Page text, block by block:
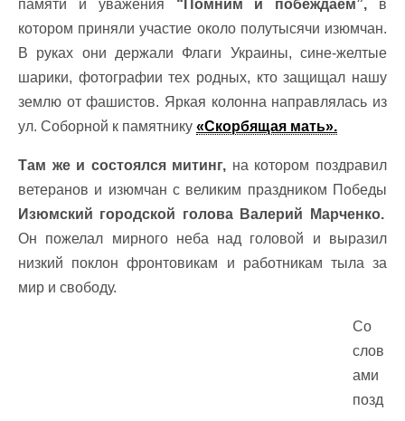
памяти и уважения “Помним и побеждаем”, в
котором приняли участие около полутысячи изюмчан.
В руках они держали Флаги Украины, сине-желтые
шарики, фотографии тех родных, кто защищал нашу
землю от фашистов. Яркая колонна направлялась из
ул. Соборной к памятнику «Скорбящая мать».
Там же и состоялся митинг, на котором поздравил
ветеранов и изюмчан с великим праздником Победы
Изюмский городской голова Валерий Марченко.
Он пожелал мирного неба над головой и выразил
низкий поклон фронтовикам и работникам тыла за
мир и свободу.
Со
слов
ами
позд